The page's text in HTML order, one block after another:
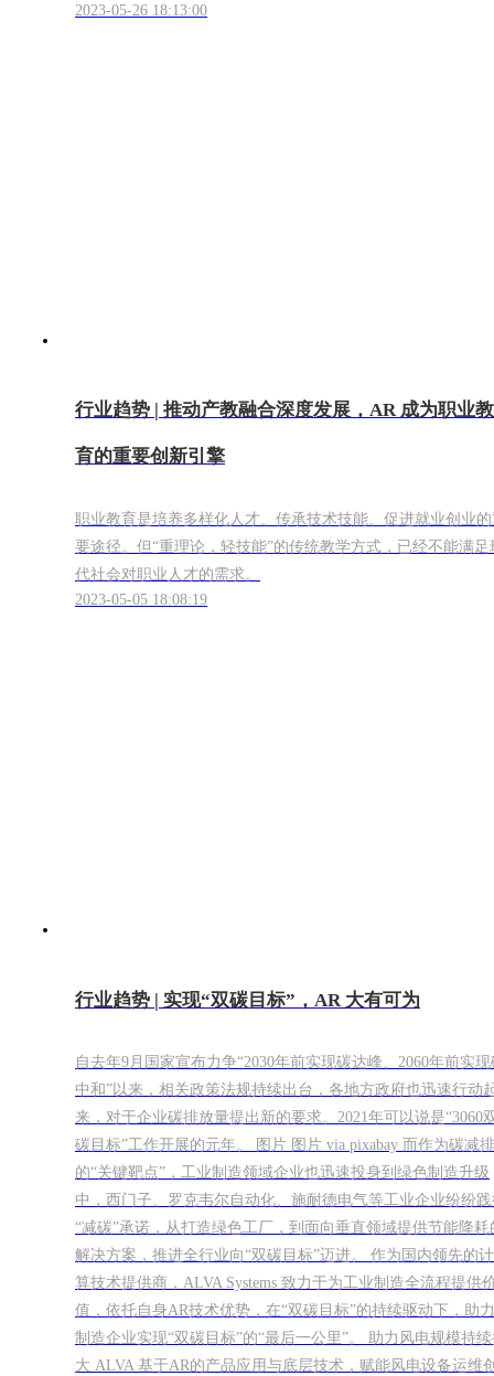
2023-05-26 18:13:00
行业趋势 | 推动产教融合深度发展，AR 成为职业教
育的重要创新引擎
职业教育是培养多样化人才、传承技术技能、促进就业创业
要途径。但“重理论，轻技能”的传统教学方式，已经不能满足
代社会对职业人才的需求。
2023-05-05 18:08:19
行业趋势 | 实现“双碳目标”，AR 大有可为
自去年9月国家宣布力争“2030年前实现碳达峰、2060年前实现
中和”以来，相关政策法规持续出台，各地方政府也迅速行动
来，对于企业碳排放量提出新的要求。2021年可以说是“3060
碳目标”工作开展的元年。 图片 图片 via pixabay 而作为碳减排
的“关键靶点”，工业制造领域企业也迅速投身到绿色制造升级
中，西门子、罗克韦尔自动化、施耐德电气等工业企业纷纷
“减碳”承诺，从打造绿色工厂，到面向垂直领域提供节能降耗
解决方案，推进全行业向“双碳目标”迈进。 作为国内领先的计
算技术提供商，ALVA Systems 致力于为工业制造全流程提供
值，依托自身AR技术优势，在“双碳目标”的持续驱动下，助力
制造企业实现“双碳目标”的“最后一公里”。 助力风电规模持
大 ALVA 基于AR的产品应用与底层技术，赋能风电设备运维